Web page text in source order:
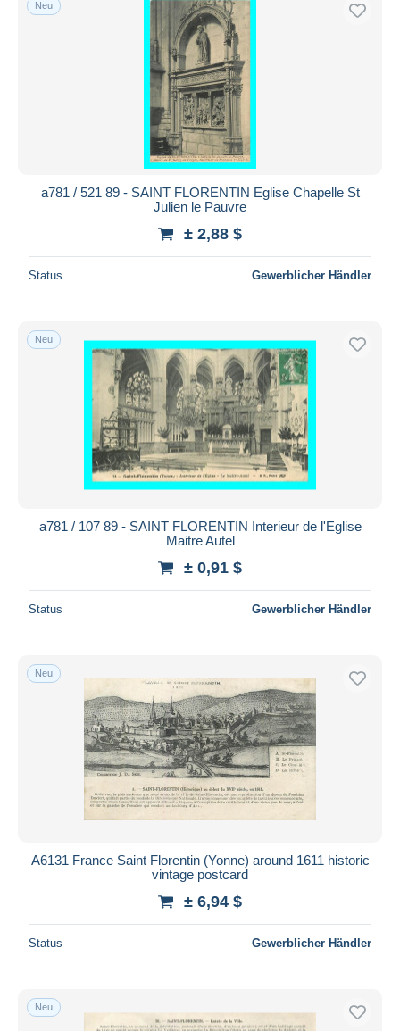
Kostenloser Versand
Zahlungsmethoden
Banküberweisung
Mastercard
Bancontact
iDeal
Wohnsitz des Verkäufers
Übernehmen
Neu
a781 / 521 89 - SAINT FLORENTIN Eglise Chapelle St
Julien le Pauvre
± 2,88 $
Status Gewerblicher Händler
Neu
a781 / 107 89 - SAINT FLORENTIN Interieur de l'Eglise
Maitre Autel
± 0,91 $
Status Gewerblicher Händler
Neu
A6131 France Saint Florentin (Yonne) around 1611 historic
vintage postcard
± 6,94 $
Status Gewerblicher Händler
Neu